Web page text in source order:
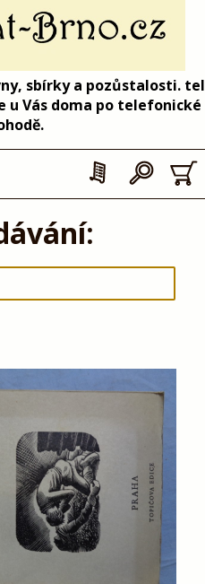
sbírky a pozůstalosti. tel
u Vás doma po telefonické